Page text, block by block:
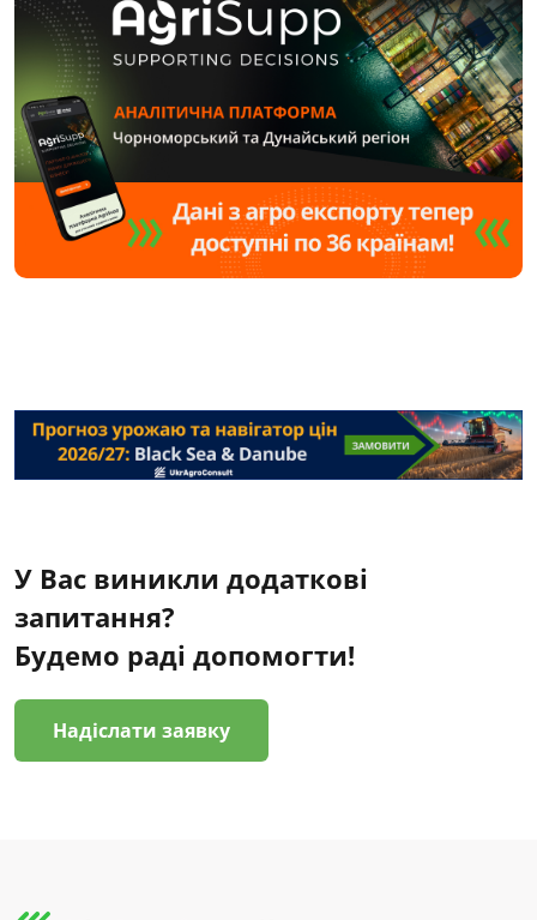
У Вас виникли додаткові
запитання?
Будемо раді допомогти!
Надіслати заявку